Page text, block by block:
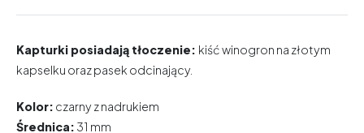
Kapturki posiadają tłoczenie: kiść winogron na złotym
kapselku oraz pasek odcinający.
Kolor: czarny z nadrukiem
Średnica: 31 mm